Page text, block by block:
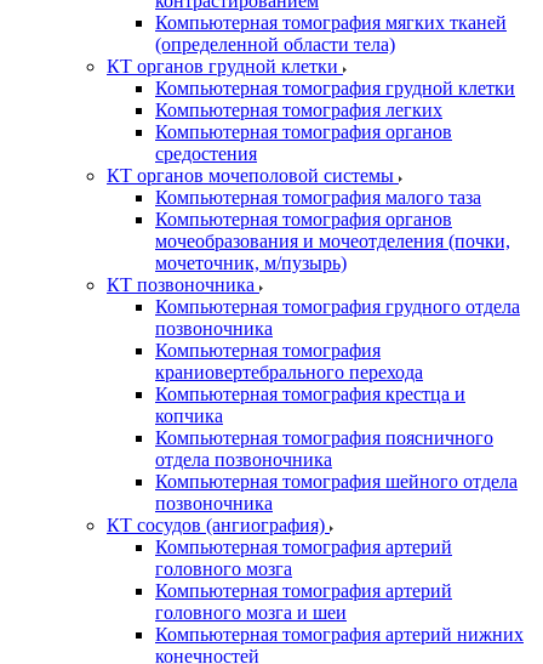
Компьютерная томография мягких тканей
(определенной области тела)
КТ органов грудной клетки
Компьютерная томография грудной клетки
Компьютерная томография легких
Компьютерная томография органов
средостения
КТ органов мочеполовой системы
Компьютерная томография малого таза
Компьютерная томография органов
мочеобразования и мочеотделения (почки,
мочеточник, м/пузырь)
КТ позвоночника
Компьютерная томография грудного отдела
позвоночника
Компьютерная томография
краниовертебрального перехода
Компьютерная томография крестца и
копчика
Компьютерная томография поясничного
отдела позвоночника
Компьютерная томография шейного отдела
позвоночника
КТ сосудов (ангиография)
Компьютерная томография артерий
головного мозга
Компьютерная томография артерий
головного мозга и шеи
Компьютерная томография артерий нижних
конечностей